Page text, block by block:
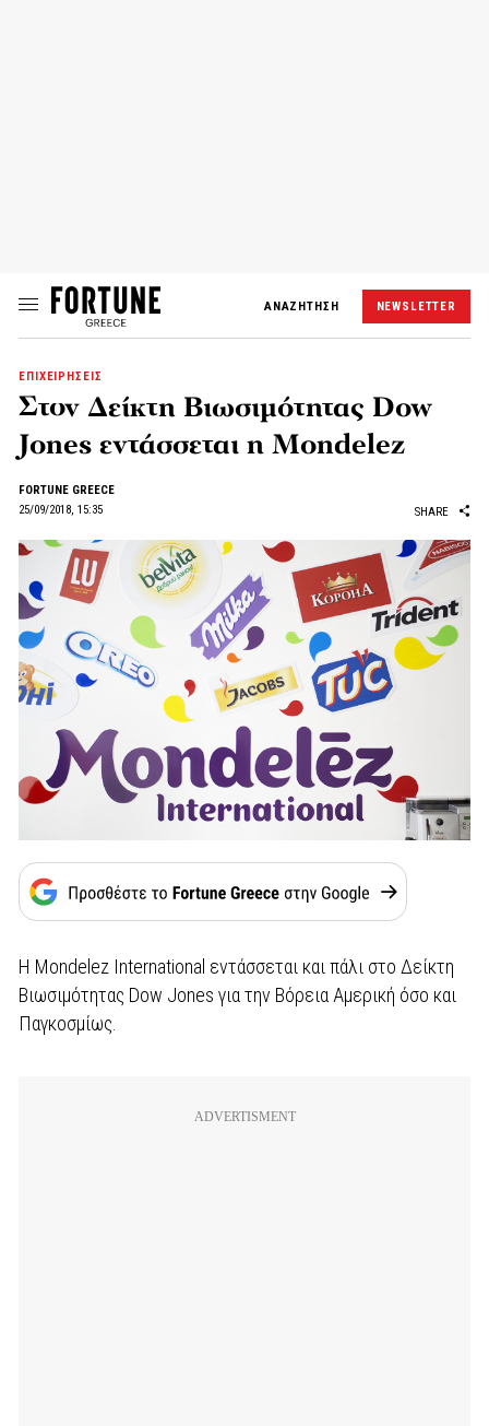
ΑΝΑΖΗΤΗΣΗ NEWSLETTER
ΕΠΙΧΕΙΡΗΣΕΙΣ
Στον Δείκτη Βιωσιμότητας Dow
Jones εντάσσεται η Mondelez
FORTUNE GREECE
25/09/2018, 15:35
SHARE
Η Mondelez International εντάσσεται και πάλι στο Δείκτη
Βιωσιμότητας Dow Jones για την Βόρεια Αμερική όσο και
Παγκοσμίως.